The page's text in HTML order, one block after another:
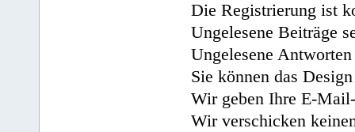
Die Registrierung ist
Ungelesene Beiträge
Ungelesene
Sie können das
Wir geben Ihre E-
Wir verschicken